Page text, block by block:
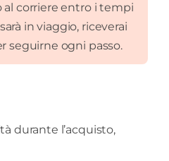
al corriere entro i tempi
in viaggio, riceverai
seguirne ogni passo.
durante l’acquisto,